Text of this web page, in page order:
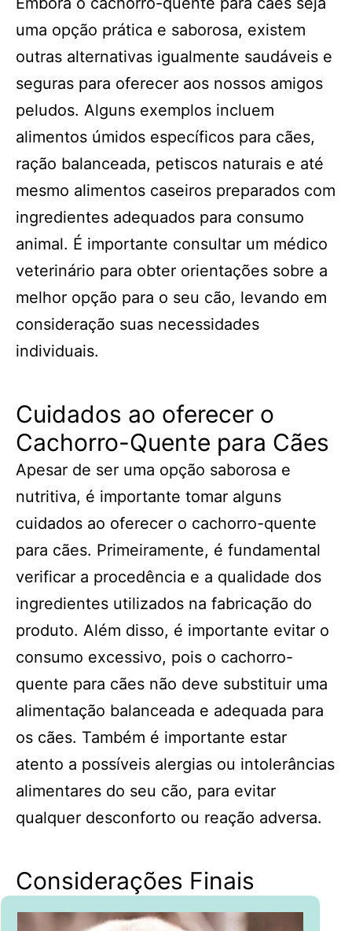
uma opção prática e saborosa, existem
outras alternativas igualmente saudáveis e
seguras para oferecer aos nossos amigos
peludos. Alguns exemplos incluem
alimentos úmidos específicos para cães,
ração balanceada, petiscos naturais e até
mesmo alimentos caseiros preparados com
ingredientes adequados para consumo
animal. É importante consultar um médico
veterinário para obter orientações sobre a
melhor opção para o seu cão, levando em
consideração suas necessidades
individuais.
Cuidados ao oferecer o
Cachorro-Quente para Cães
Apesar de ser uma opção saborosa e
nutritiva, é importante tomar alguns
cuidados ao oferecer o cachorro-quente
para cães. Primeiramente, é fundamental
verificar a procedência e a qualidade dos
ingredientes utilizados na fabricação do
produto. Além disso, é importante evitar o
consumo excessivo, pois o cachorro-
quente para cães não deve substituir uma
alimentação balanceada e adequada para
os cães. Também é importante estar
atento a possíveis alergias ou intolerâncias
alimentares do seu cão, para evitar
qualquer desconforto ou reação adversa.
Considerações Finais